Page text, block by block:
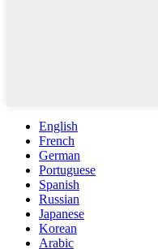
English
French
German
Portuguese
Spanish
Russian
Japanese
Korean
Arabic